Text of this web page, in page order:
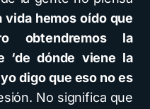
vida hemos oído que
obtendremos la
‘de dónde viene la
digo que eso no es
No significa que